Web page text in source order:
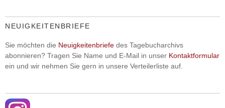
NEUIGKEITENBRIEFE
Sie möchten die Neuigkeitenbriefe des Tagebucharchivs
abonnieren? Tragen Sie Name und E-Mail in unser Kontaktformular
ein und wir nehmen Sie gern in unsere Verteilerliste auf.